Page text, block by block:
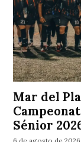
Mar del
Sénior